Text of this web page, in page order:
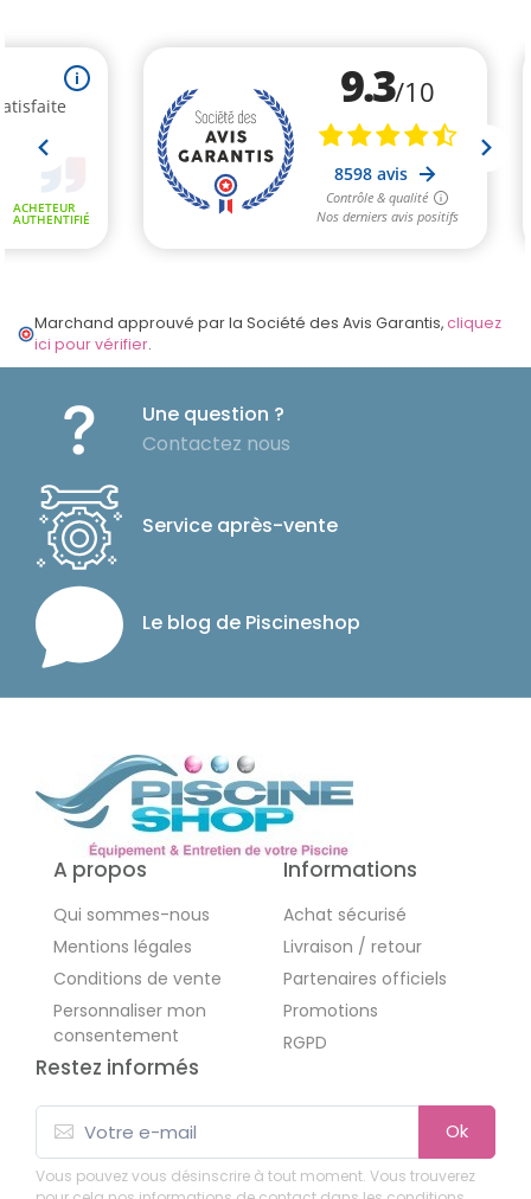
Marchand approuvé par la Société des Avis Garantis,cliquez
ici pour vérifier.
Une question ?
Contactez nous
Service après-vente
Le blog de Piscineshop
A propos
Qui sommes-nous
Mentions légales
Conditions de vente
Personnaliser mon
consentement
Informations
Achat sécurisé
Livraison / retour
Partenaires officiels
Promotions
RGPD
Restez informés
Ok
Vous pouvez vous désinscrire à tout moment. Vous trouverez